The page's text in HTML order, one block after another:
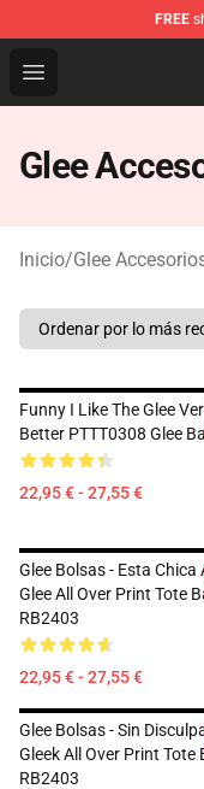
FREE
Open menu
Glee Store -
Glee
Inicio/Glee
Funny I Like The Glee
Better PTTT0308 Glee
22,95 € - 27,55 €
Glee Bolsas - Esta Chica
Glee All Over Print Tote
RB2403
22,95 € - 27,55 €
Glee Bolsas - Sin
Gleek All Over Print Tote
RB2403